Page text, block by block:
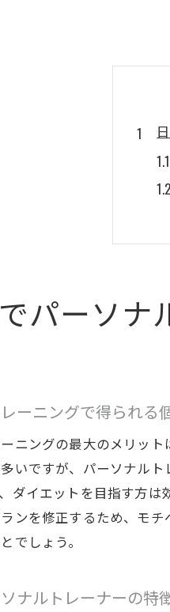
パーソナ
ーニングで得られる
ニングの最大のメリッ
いですが、パーソナル
ダイエットを目指す方
ンを修正するため、モ
でしょう。
ナルトレーナーの特